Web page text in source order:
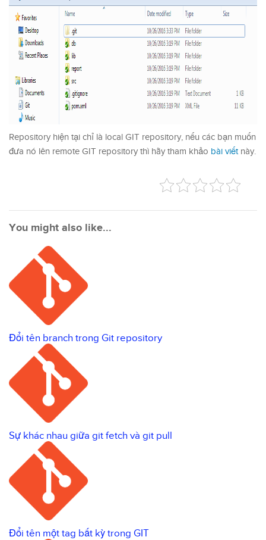
Repository hiện tại chỉ là local GIT repository, nếu các bạn muốn
đưa nó lên remote GIT repository thì hãy tham khảo bài viếtnày.
You might also like...
Đổi tên branch trong Git repository
Sự khác nhau giữa git fetch và git pull
Đổi tên một tag bất kỳ trong GIT